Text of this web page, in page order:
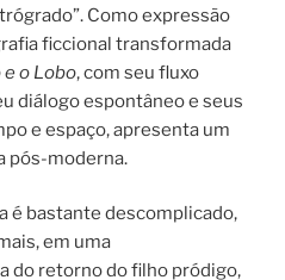
Como expressão
ficcional transformada
e o Lobo, com seu fluxo
diálogo espontâneo e seus
e espaço, apresenta um
pós-moderna.
é bastante descomplicado,
em uma
do retorno do filho pródigo,